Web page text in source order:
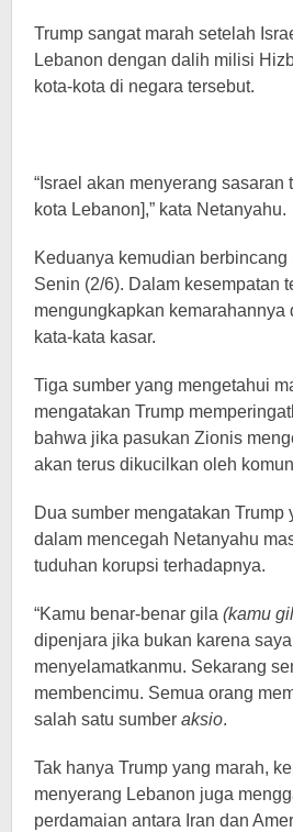
Trump sangat marah setelah
Lebanon dengan dalih milisi
kota-kota di negara tersebut.
“Israel akan menyerang sasaran
kota Lebanon],” kata Netanyahu.
Keduanya kemudian
Senin (2/6). Dalam kesempatan
mengungkapkan kemarahannya
kata-kata kasar.
Tiga sumber yang mengetahui
mengatakan Trump
bahwa jika pasukan Zionis
akan terus dikucilkan oleh
Dua sumber mengatakan Trump
dalam mencegah Netanyahu
tuduhan korupsi terhadapnya.
“Kamu benar-benar gila (kamu
dipenjara jika bukan karena
menyelamatkanmu. Sekarang
membencimu. Semua orang
salah satu sumber aksio.
Tak hanya Trump yang marah,
menyerang Lebanon juga
perdamaian antara Iran dan